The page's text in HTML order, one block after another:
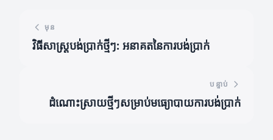
មុន
វិធីសាស្ត្របង់ប្រាក់ថ្មីៗ: អនាគតនៃការបង់ប្រាក់
បន្ទាប់
ដំណោះស្រាយថ្មីៗសម្រាប់មធ្យោបាយការបង់ប្រាក់